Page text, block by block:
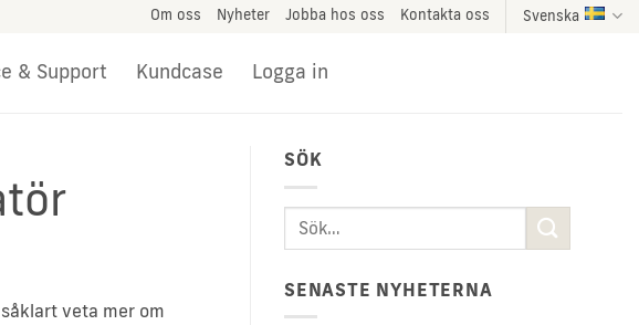
Om oss Nyheter Jobba hos oss Kontakta oss Svenska
& Support Kundcase Logga in
veta mer om
SÖK
SENASTE NYHETERNA